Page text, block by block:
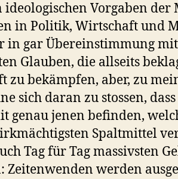
ideologischen Vorgaben der
in Politik, Wirtschaft und
in gar Übereinstimmung
Glauben, die allseits
zu bekämpfen, aber, zu
sich daran zu stossen,
genau jenen befinden,
Spaltmittel
Tag für Tag massivsten
Zeitenwenden werden